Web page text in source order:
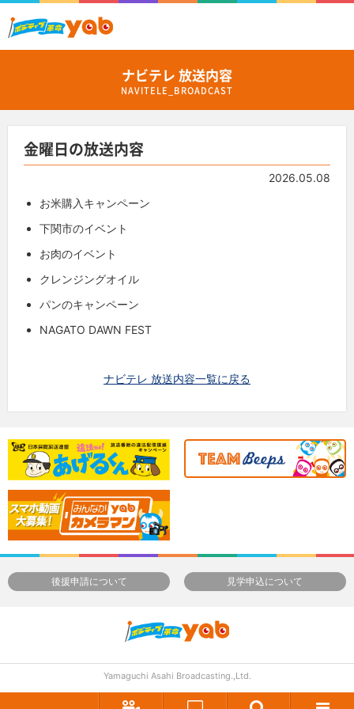
ナビテレ 放送内容
NAVITELE_BROADCAST
金曜日の放送内容
2026.05.08
お米購入キャンペーン
下関市のイベント
お肉のイベント
クレンジングオイル
パンのキャンペーン
NAGATO DAWN FEST
ナビテレ 放送内容一覧に戻る
後援申請について 見学申込について
Yamaguchi Asahi Broadcasting.,Ltd.